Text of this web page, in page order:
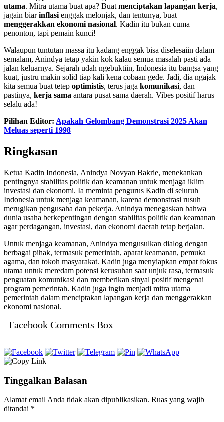
utama. Mitra utama buat apa? Buat menciptakan lapangan kerja,
jagain biarinflasi enggak melonjak, dan tentunya, buat
menggerakkan ekonomi nasional. Kadin itu bukan cuma
penonton, tapi pemain kunci!
Walaupun tuntutan massa itu kadang enggak bisa diselesaiin dalam
semalam, Anindya tetap yakin kok kalau semua masalah pasti ada
jalan keluarnya. Sejarah udah ngebuktiin, Indonesia itu bangsa yang
kuat, justru makin solid tiap kali kena cobaan gede. Jadi, dia ngajak
kita semua buat tetep optimistis, terus jaga komunikasi, dan
pastinya, kerja sama antara pusat sama daerah. Vibes positif harus
selalu ada!
Pilihan Editor: Apakah Gelombang Demonstrasi 2025 Akan
Meluas seperti 1998
Ringkasan
Ketua Kadin Indonesia, Anindya Novyan Bakrie, menekankan
pentingnya stabilitas politik dan keamanan untuk menjaga iklim
investasi dan ekonomi. Ia meminta pengurus Kadin di seluruh
Indonesia untuk menjaga keamanan, karena demonstrasi rusuh
merugikan pengusaha dan pekerja. Anindya menegaskan bahwa
dunia usaha berkepentingan dengan stabilitas politik dan keamanan
agar perdagangan, investasi, dan ekonomi daerah tetap berjalan.
Untuk menjaga keamanan, Anindya mengusulkan dialog dengan
berbagai pihak, termasuk pemerintah, aparat keamanan, pemuka
agama, dan tokoh masyarakat. Kadin juga menyiapkan empat fokus
utama untuk meredam potensi kerusuhan saat unjuk rasa, termasuk
penguatan komunikasi dan memberikan sinyal positif mengenai
program pemerintah. Kadin juga ingin menjadi mitra utama
pemerintah dalam menciptakan lapangan kerja dan menggerakkan
ekonomi nasional.
Facebook Comments Box
Tinggalkan Balasan
Alamat email Anda tidak akan dipublikasikan. Ruas yang wajib
ditandai *